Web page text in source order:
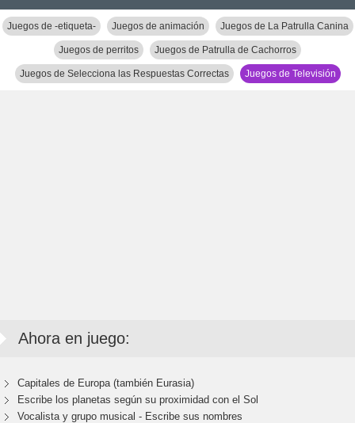
Juegos de -etiqueta- Juegos de animación Juegos de La Patrulla Canina
Juegos de perritos Juegos de Patrulla de Cachorros
Juegos de Selecciona las Respuestas Correctas Juegos de Televisión
Ahora en juego:
Capitales de Europa (también Eurasia)
Escribe los planetas según su proximidad con el Sol
Vocalista y grupo musical - Escribe sus nombres